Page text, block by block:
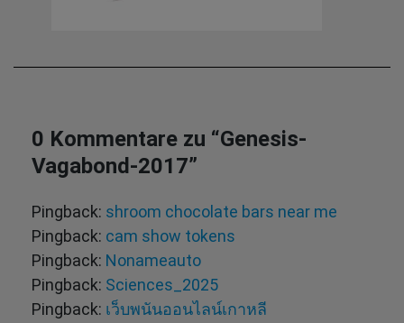
0 Kommentare zu “Genesis-
Vagabond-2017”
Pingback: shroom chocolate bars near me
Pingback: cam show tokens
Pingback: Nonameauto
Pingback: Sciences_2025
Pingback: เว็บพนันออนไลน์เกาหลี